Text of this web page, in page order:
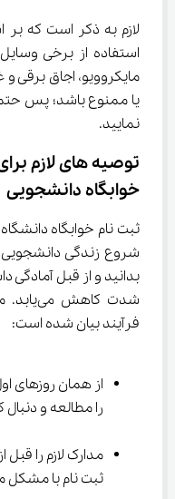
لازم به ذکر است که
استفاده از برخی
یا ممنوع باشد؛ پس
نمایید.
توصیه های لازم
خوابگاه دانشجویی
شروع زندگی
بدانید و از قبل آمادگی
فرآیند بیان شده است:
را مطالعه و دنبال
مدارک لازم را
ثبت نام با مشکل